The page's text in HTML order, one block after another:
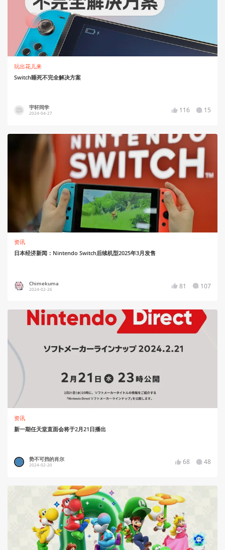
玩出花儿来
Switch睡死不完全解决方案
宇轩同学
2024-04-27 116 15
资讯
日本经济新闻：Nintendo Switch后续机型2025年3月发售
Chimekuma
2024-02-26 81 107
资讯
新一期任天堂直面会将于2月21日播出
势不可挡的肖尔
2024-02-20 68 48